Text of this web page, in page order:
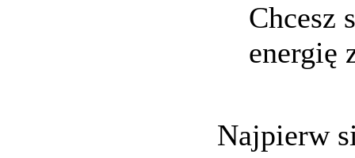
Chcesz
energię
Najpierw